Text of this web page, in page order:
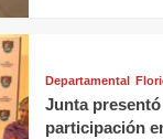
Departamental
Junta
participación